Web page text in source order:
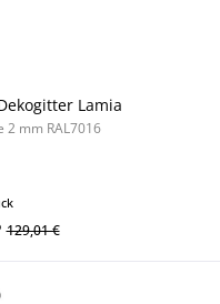
Lamia
2 mm RAL7016
129,01 €